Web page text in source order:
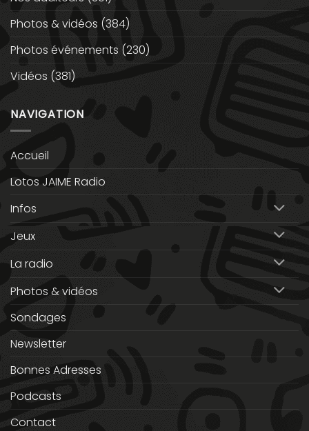
Photos & vidéos (384)
Photos événements (230)
Vidéos (381)
NAVIGATION
Accueil
Lotos JAIME Radio
Infos
Jeux
La radio
Photos & vidéos
Sondages
Newsletter
Bonnes Adresses
Podcasts
Contact